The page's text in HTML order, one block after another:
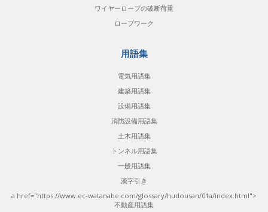
ワイヤーロープの破断荷重
ロープワーク
用語集
電気用語集
建築用語集
設備用語集
消防設備用語集
土木用語集
トンネル用語集
一般用語集
漢字引き
a href="https://www.ec-watanabe.com/glossary/hudousan/01a/index.html">
不動産用語集